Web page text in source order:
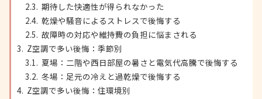
期待した快適性が得られなかった
乾燥や騒音によるストレスで後悔する
故障時の対応や維持費の負担に悩まされる
Z空調で多い後悔：季節別
夏場：二階や西日部屋の暑さと電気代高騰で後悔する
冬場：足元の冷えと過乾燥で後悔する
Z空調で多い後悔：住環境別